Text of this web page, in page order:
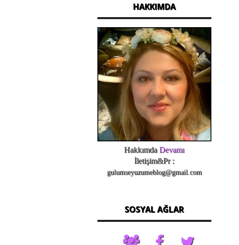
HAKKIMDA
HakkımdaDevamı
İletişim&Pr :
gulumseyuzumeblog@gmail.com
SOSYAL AĞLAR